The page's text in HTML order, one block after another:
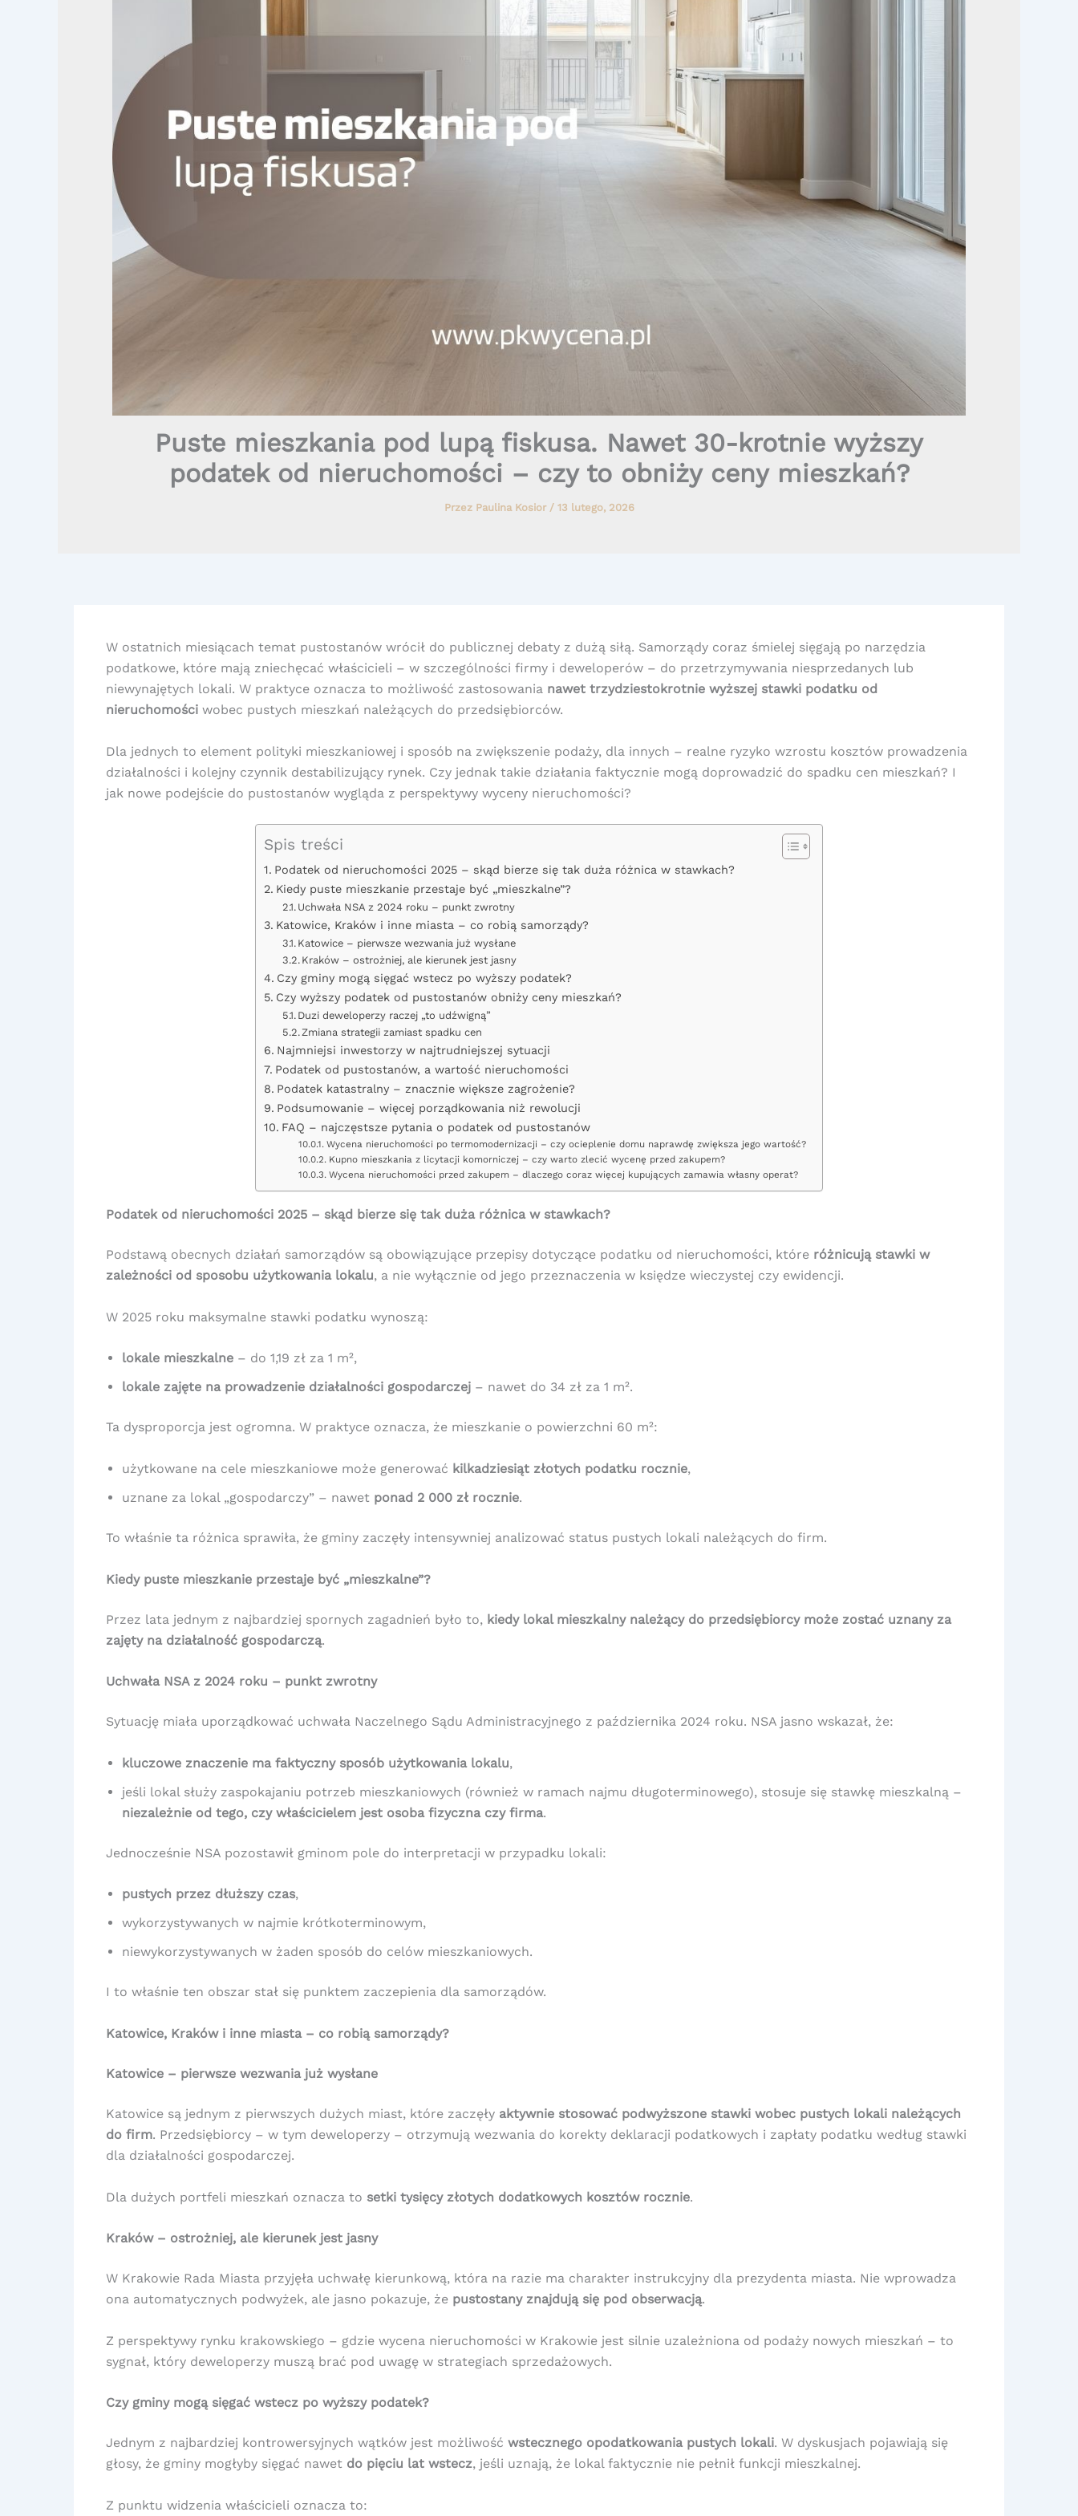
Puste mieszkania pod lupą fiskusa. Nawet 30-krotnie wyższy
podatek od nieruchomości – czy to obniży ceny mieszkań?
Przez Paulina Kosior / 13 lutego, 2026
W ostatnich miesiącach temat pustostanów wrócił do publicznej debaty z dużą siłą. Samorządy coraz śmielej sięgają po narzędzia
podatkowe, które mają zniechęcać właścicieli – w szczególności firmy i deweloperów – do przetrzymywania niesprzedanych lub
niewynajętych lokali. W praktyce oznacza to możliwość zastosowania nawet trzydziestokrotnie wyższej stawki podatku od
nieruchomości wobec pustych mieszkań należących do przedsiębiorców.
Dla jednych to element polityki mieszkaniowej i sposób na zwiększenie podaży, dla innych – realne ryzyko wzrostu kosztów prowadzenia
działalności i kolejny czynnik destabilizujący rynek. Czy jednak takie działania faktycznie mogą doprowadzić do spadku cen mieszkań? I
jak nowe podejście do pustostanów wygląda z perspektywy wyceny nieruchomości?
Spis treści
Podatek od nieruchomości 2025 – skąd bierze się tak duża różnica w stawkach?
Kiedy puste mieszkanie przestaje być „mieszkalne”?
Uchwała NSA z 2024 roku – punkt zwrotny
Katowice, Kraków i inne miasta – co robią samorządy?
Katowice – pierwsze wezwania już wysłane
Kraków – ostrożniej, ale kierunek jest jasny
Czy gminy mogą sięgać wstecz po wyższy podatek?
Czy wyższy podatek od pustostanów obniży ceny mieszkań?
Duzi deweloperzy raczej „to udźwigną”
Zmiana strategii zamiast spadku cen
Najmniejsi inwestorzy w najtrudniejszej sytuacji
Podatek od pustostanów, a wartość nieruchomości
Podatek katastralny – znacznie większe zagrożenie?
Podsumowanie – więcej porządkowania niż rewolucji
FAQ – najczęstsze pytania o podatek od pustostanów
Wycena nieruchomości po termomodernizacji – czy ocieplenie domu naprawdę zwiększa jego wartość?
Kupno mieszkania z licytacji komorniczej – czy warto zlecić wycenę przed zakupem?
Wycena nieruchomości przed zakupem – dlaczego coraz więcej kupujących zamawia własny operat?
Podatek od nieruchomości 2025 – skąd bierze się tak duża różnica w stawkach?
Podstawą obecnych działań samorządów są obowiązujące przepisy dotyczące podatku od nieruchomości, które różnicują stawki w
zależności od sposobu użytkowania lokalu, a nie wyłącznie od jego przeznaczenia w księdze wieczystej czy ewidencji.
W 2025 roku maksymalne stawki podatku wynoszą:
lokale mieszkalne – do 1,19 zł za 1 m²,
lokale zajęte na prowadzenie działalności gospodarczej – nawet do 34 zł za 1 m².
Ta dysproporcja jest ogromna. W praktyce oznacza, że mieszkanie o powierzchni 60 m²:
użytkowane na cele mieszkaniowe może generować kilkadziesiąt złotych podatku rocznie,
uznane za lokal „gospodarczy” – nawet ponad 2 000 zł rocznie.
To właśnie ta różnica sprawiła, że gminy zaczęły intensywniej analizować status pustych lokali należących do firm.
Kiedy puste mieszkanie przestaje być „mieszkalne”?
Przez lata jednym z najbardziej spornych zagadnień było to, kiedy lokal mieszkalny należący do przedsiębiorcy może zostać uznany za
zajęty na działalność gospodarczą.
Uchwała NSA z 2024 roku – punkt zwrotny
Sytuację miała uporządkować uchwała Naczelnego Sądu Administracyjnego z października 2024 roku. NSA jasno wskazał, że:
kluczowe znaczenie ma faktyczny sposób użytkowania lokalu,
jeśli lokal służy zaspokajaniu potrzeb mieszkaniowych (również w ramach najmu długoterminowego), stosuje się stawkę mieszkalną –
niezależnie od tego, czy właścicielem jest osoba fizyczna czy firma.
Jednocześnie NSA pozostawił gminom pole do interpretacji w przypadku lokali:
pustych przez dłuższy czas,
wykorzystywanych w najmie krótkoterminowym,
niewykorzystywanych w żaden sposób do celów mieszkaniowych.
I to właśnie ten obszar stał się punktem zaczepienia dla samorządów.
Katowice, Kraków i inne miasta – co robią samorządy?
Katowice – pierwsze wezwania już wysłane
Katowice są jednym z pierwszych dużych miast, które zaczęły aktywnie stosować podwyższone stawki wobec pustych lokali należących
do firm. Przedsiębiorcy – w tym deweloperzy – otrzymują wezwania do korekty deklaracji podatkowych i zapłaty podatku według stawki
dla działalności gospodarczej.
Dla dużych portfeli mieszkań oznacza to setki tysięcy złotych dodatkowych kosztów rocznie.
Kraków – ostrożniej, ale kierunek jest jasny
W Krakowie Rada Miasta przyjęła uchwałę kierunkową, która na razie ma charakter instrukcyjny dla prezydenta miasta. Nie wprowadza
ona automatycznych podwyżek, ale jasno pokazuje, że pustostany znajdują się pod obserwacją.
Z perspektywy rynku krakowskiego – gdzie wycena nieruchomości w Krakowie jest silnie uzależniona od podaży nowych mieszkań – to
sygnał, który deweloperzy muszą brać pod uwagę w strategiach sprzedażowych.
Czy gminy mogą sięgać wstecz po wyższy podatek?
Jednym z najbardziej kontrowersyjnych wątków jest możliwość wstecznego opodatkowania pustych lokali. W dyskusjach pojawiają się
głosy, że gminy mogłyby sięgać nawet do pięciu lat wstecz, jeśli uznają, że lokal faktycznie nie pełnił funkcji mieszkalnej.
Z punktu widzenia właścicieli oznacza to: